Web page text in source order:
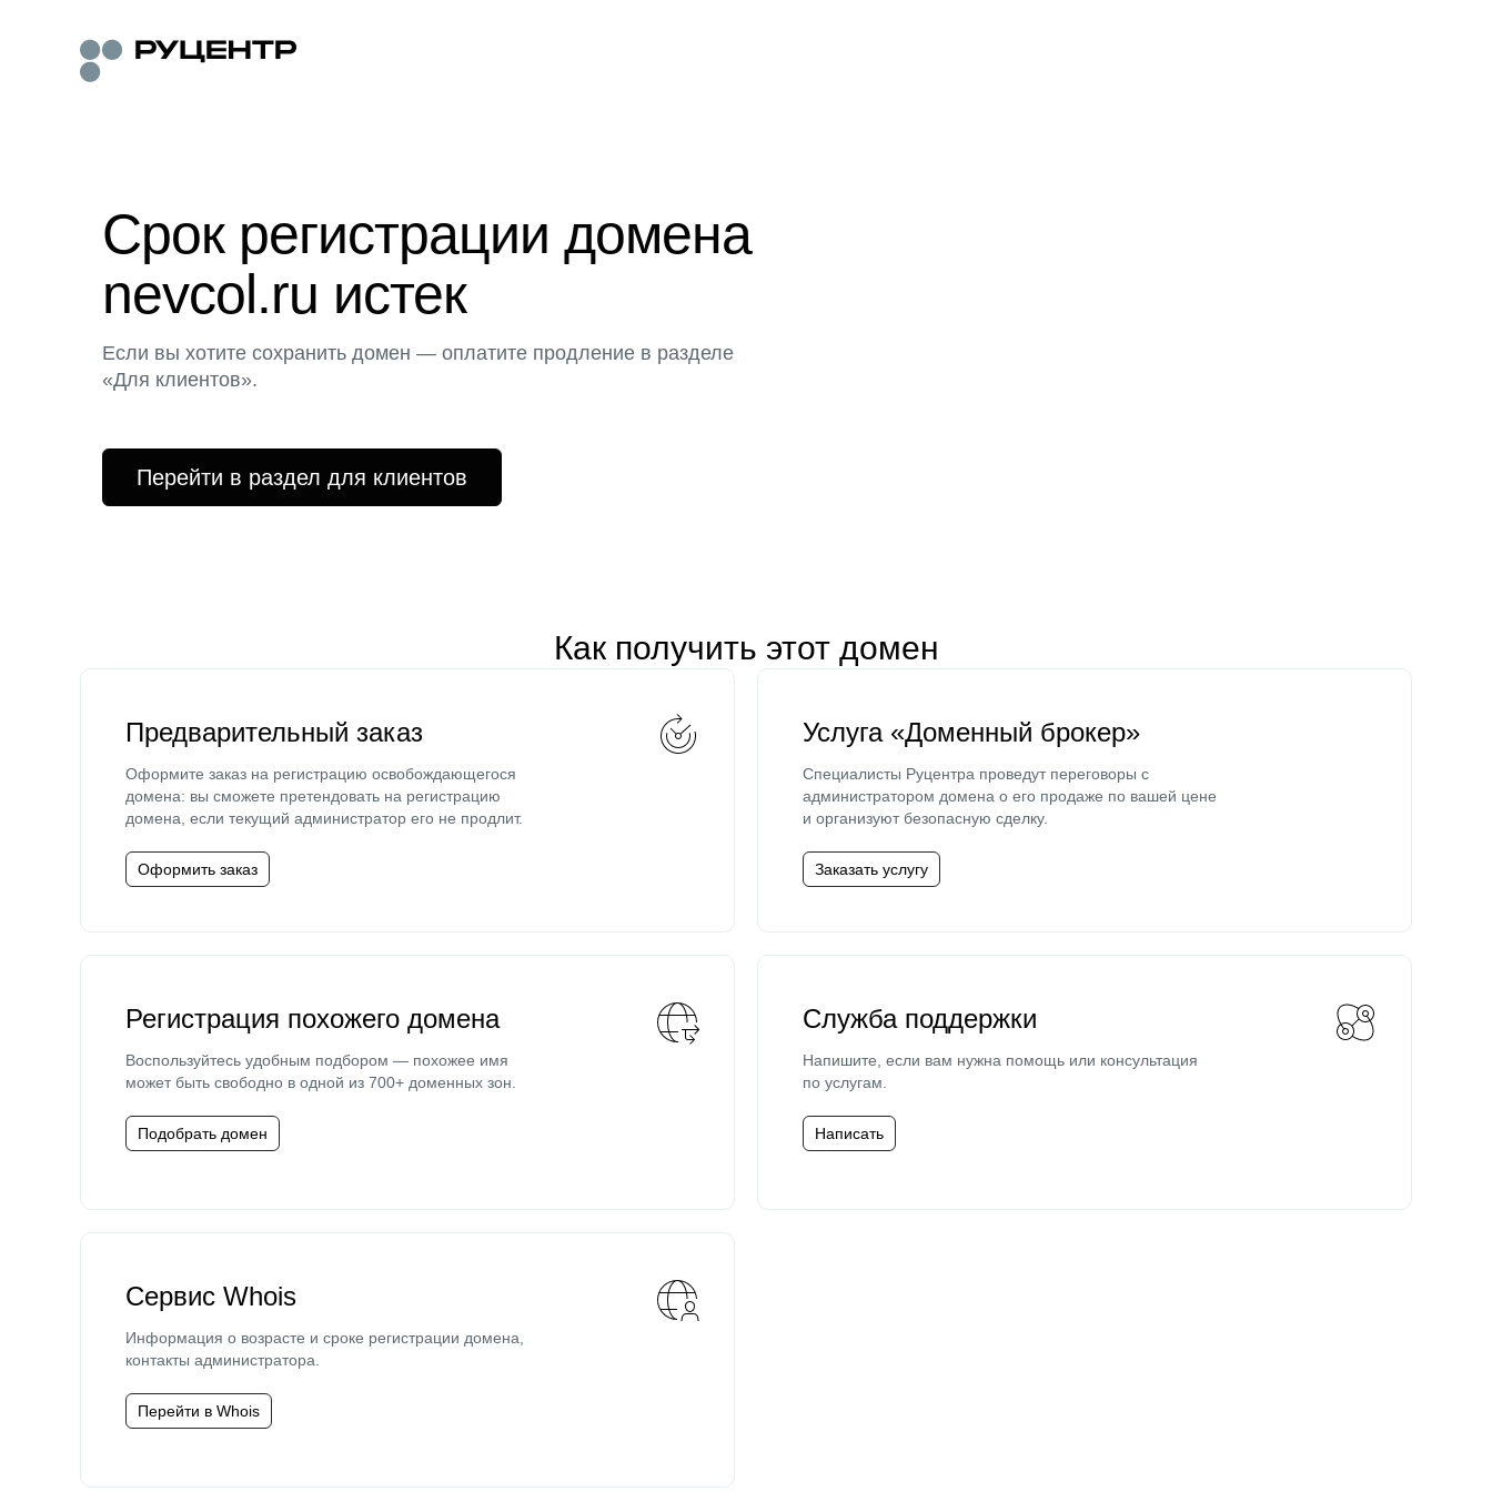
Срок регистрации домена
nevcol.ru истек
Если вы хотите сохранить домен — оплатите продление в разделе
«Для клиентов».
Перейти в раздел для клиентов
Как получить этот домен
Предварительный заказ
Оформите заказ на регистрацию освобождающегося
домена: вы сможете претендовать на регистрацию
домена, если текущий администратор его не продлит.
Оформить заказ
Услуга «Доменный брокер»
Специалисты Руцентра проведут переговоры с
администратором домена о его продаже по вашей цене
и организуют безопасную сделку.
Заказать услугу
Регистрация похожего домена
Воспользуйтесь удобным подбором — похожее имя
может быть свободно в одной из 700+ доменных зон.
Подобрать домен
Служба поддержки
Напишите, если вам нужна помощь или консультация
по услугам.
Написать
Сервис Whois
Информация о возрасте и сроке регистрации домена,
контакты администратора.
Перейти в Whois